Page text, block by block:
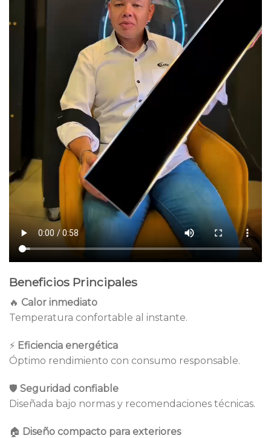
Beneficios Principales
🔥 Calor inmediato
Temperatura confortable al instante.
⚡ Eficiencia energética
Óptimo rendimiento con consumo responsable.
🛡 Seguridad confiable
Diseñada bajo normas y recomendaciones técnicas.
🏠 Diseño compacto para exteriores